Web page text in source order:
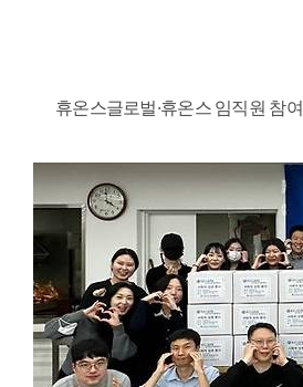
휴온스글로벌·휴온스 임직원 참여